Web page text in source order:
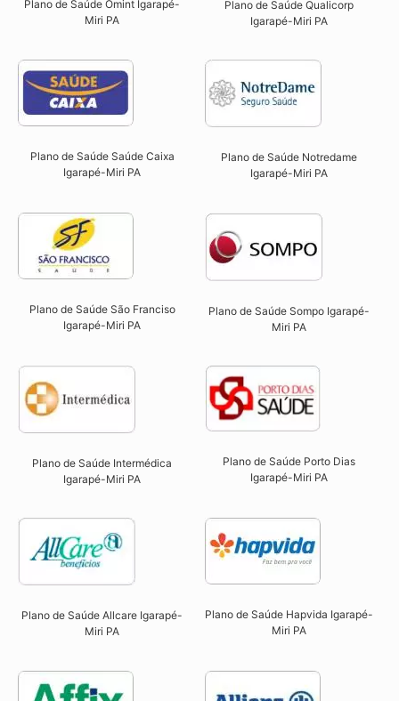
Plano de Saúde Omint Igarapé-
Miri PA​
Plano de Saúde Qualicorp
Igarapé-Miri PA​
Plano de Saúde Saúde Caixa
Igarapé-Miri PA​
Plano de Saúde Notredame
Igarapé-Miri PA​
Plano de Saúde São Franciso
Igarapé-Miri PA​
Plano de Saúde Sompo Igarapé-
Miri PA​
Plano de Saúde Intermédica
Igarapé-Miri PA​
Plano de Saúde Porto Dias
Igarapé-Miri PA
Plano de Saúde Allcare Igarapé-
Miri PA​
Plano de Saúde Hapvida Igarapé-
Miri PA​